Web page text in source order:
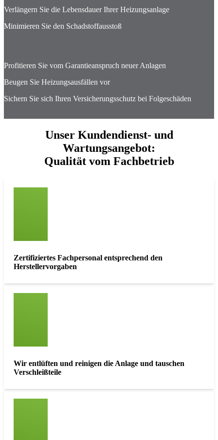
Verlängern Sie die Lebensdauer Ihrer Heizungsanlage
Minimieren Sie den Schadstoffausstoß
Profitieren Sie vom Garantieanspruch neuer Anlagen
Beugen Sie Heizungsausfällen vor
Sichern Sie sich Ihren Versicherungsschutz bei Folgeschäden
Unser Kundendienst- und
Wartungsangebot:
Qualität vom Fachbetrieb
Zertifiziertes Fachpersonal entsprechend den
Herstellervorgaben
Wir entlüften und reinigen die Anlage und tauschen
Verschleißteile